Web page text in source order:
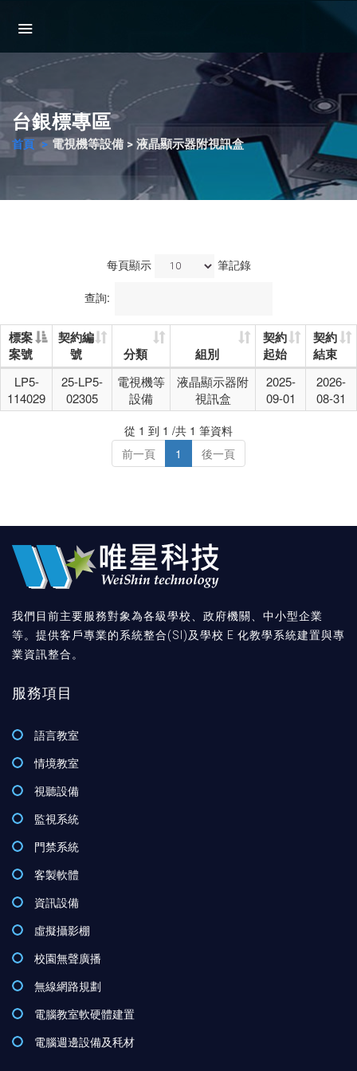
台銀標專區
首頁 電視機等設備 > 液晶顯示器附視訊盒
每頁顯示 筆記錄
查詢:
標案
案號
契約編
號
分類 組別
契約
起始
契約
結束
LP5-
114029
25-LP5-
02305
電視機等
設備
液晶顯示器附
視訊盒
2025-
09-01
2026-
08-31
從 1 到 1 /共 1 筆資料
前一頁
1 後一頁
我們目前主要服務對象為各級學校、政府機關、中小型企業
等。提供客戶專業的系統整合(SI)及學校 E 化教學系統建置與專
業資訊整合。
服務項目
語言教室
情境教室
視聽設備
監視系統
門禁系統
客製軟體
資訊設備
虛擬攝影棚
校園無聲廣播
無線網路規劃
電腦教室軟硬體建置
電腦週邊設備及秏材